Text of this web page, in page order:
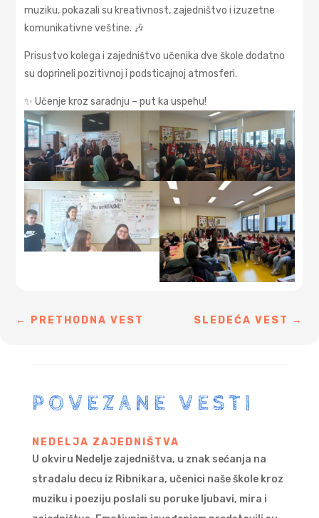
muziku, pokazali su kreativnost, zajedništvo i izuzetne
komunikativne veštine. 🎶
Prisustvo kolega i zajedništvo učenika dve škole dodatno
su doprineli pozitivnoj i podsticajnoj atmosferi.
✨ Učenje kroz saradnju – put ka uspehu!
← PRETHODNA VEST SLEDEĆA VEST →
POVEZANE VESTI
NEDELJA ZAJEDNIŠTVA
U okviru Nedelje zajedništva, u znak sećanja na
stradalu decu iz Ribnikara, učenici naše škole kroz
muziku i poeziju poslali su poruke ljubavi, mira i